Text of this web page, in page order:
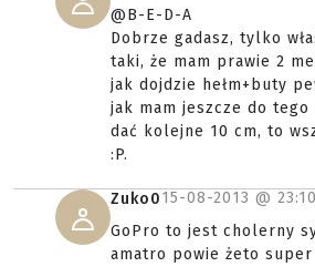
@B-E-D-A
Dobrze gadasz, tylko
taki, że mam prawie 2
jak dojdzie hełm+buty
jak mam jeszcze do tego
dać kolejne 10 cm, to
:P.
Zuko015-08-2013 @ 23:10
GoPro to jest cholerny
amatro powie żeto